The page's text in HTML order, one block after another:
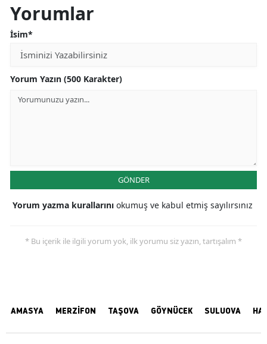
Yorumlar
İsim*
Yorum Yazın (500 Karakter)
GÖNDER
Yorum yazma kurallarını okumuş ve kabul etmiş sayılırsınız
* Bu içerik ile ilgili yorum yok, ilk yorumu siz yazın, tartışalım *
AMASYA MERZİFON TAŞOVA GÖYNÜCEK SULUOVA